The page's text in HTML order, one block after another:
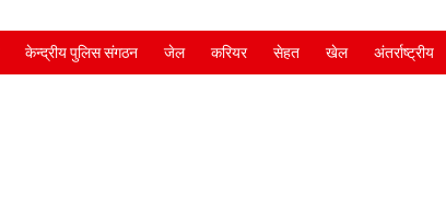
केन्द्रीय पुलिस संगठन जेल करियर सेहत खेल अंतर्राष्ट्रीय